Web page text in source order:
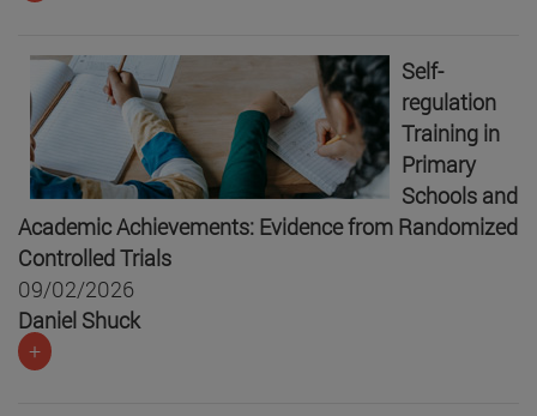
Self-
regulation
Training in
Primary
Schools and
Academic Achievements: Evidence from Randomized
Controlled Trials
09/02/2026
Daniel Shuck
+